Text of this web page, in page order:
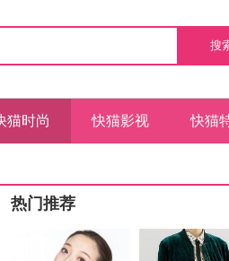
搜
猫时尚 快猫影视 快猫
热门推荐